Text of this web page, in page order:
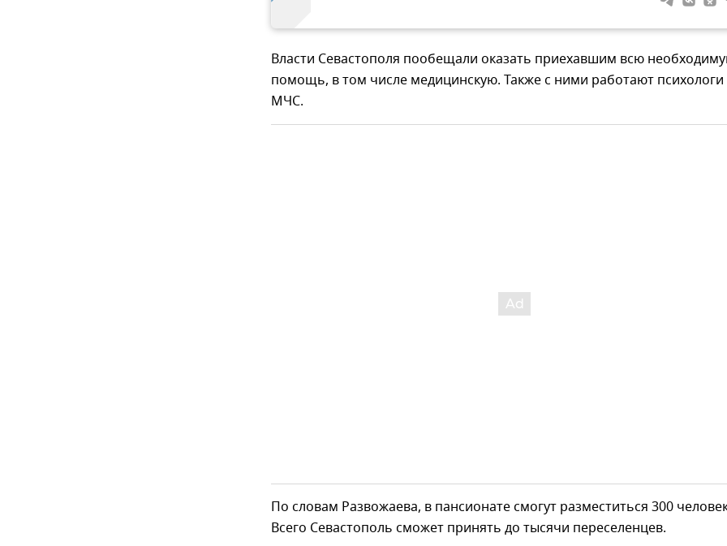
Власти Севастополя пообещали оказать приехавшим всю
помощь, в том числе медицинскую. Также с ними работают психологи
МЧС.
По словам Развожаева, в пансионате смогут разместиться 300
Всего Севастополь сможет принять до тысячи переселенцев.